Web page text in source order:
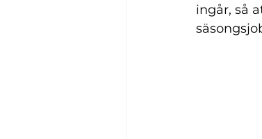
ingår, så